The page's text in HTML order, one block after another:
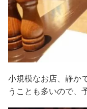
小規模なお店、静か
うことも多いので、